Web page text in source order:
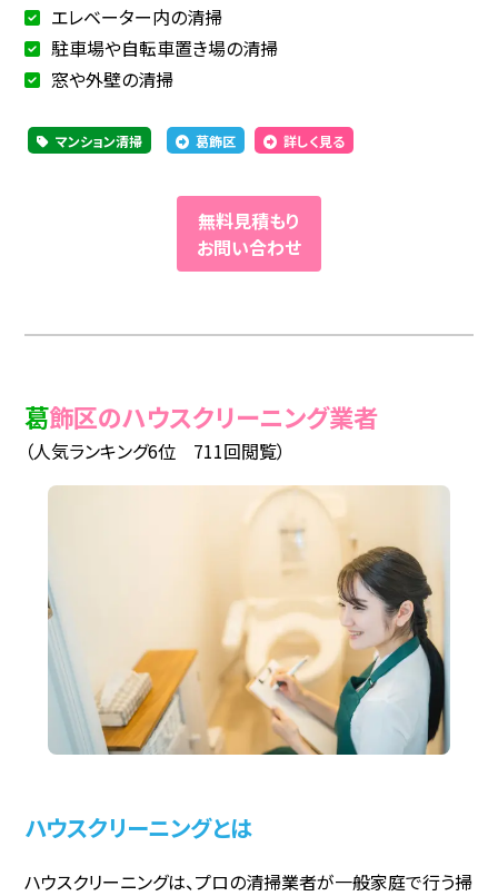
エレベーター内の清掃
駐車場や自転車置き場の清掃
窓や外壁の清掃
マンション清掃 葛飾区 詳しく見る
無料見積もり
お問い合わせ
葛飾区のハウスクリーニング業者
（人気ランキング6位 711回閲覧）
ハウスクリーニングとは
ハウスクリーニングは、プロの清掃業者が一般家庭で行う掃